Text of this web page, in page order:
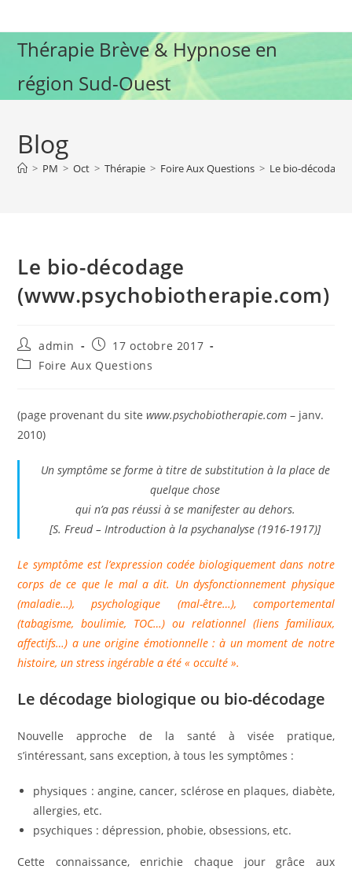
to
contentThérapie Brève & Hypnose en
région Sud-Ouest
Blog
> PM > Oct > Thérapie > Foire Aux Questions > Le bio-
Le bio-décodage
(www.psychobiotherapie.com)
Auteur/autrice
de
la
admin
Publication
publiée :
17 octobre 2017
PostFoire Aux Questions
(page provenant du sitewww.psychobiotherapie.com – janv.
2010)
Un symptôme se forme à titre de substitution à la place de
quelque chose
qui n’a pas réussi à se manifester au dehors.
[S. Freud – Introduction à la psychanalyse (1916-1917)]
Le symptôme est l’expression codée biologiquement dans notre
corps de ce que le mal a dit. Un dysfonctionnement physique
(maladie…), psychologique (mal-être…), comportemental
(tabagisme, boulimie, TOC…) ou relationnel (liens familiaux,
affectifs…) a une origine émotionnelle : à un moment de notre
histoire, un stress ingérable a été « occulté ».
Le décodage biologique ou bio-décodage
Nouvelle approche de la santé à visée pratique,
s’intéressant, sans exception, à tous les symptômes :
physiques : angine, cancer, sclérose en plaques, diabète,
allergies, etc.
psychiques : dépression, phobie, obsessions, etc.
Cette connaissance, enrichie chaque jour grâce aux